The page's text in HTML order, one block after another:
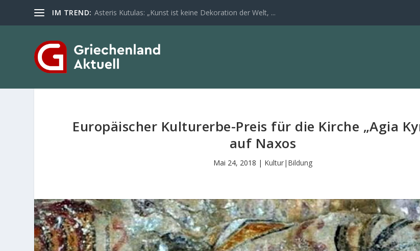
IM TREND: Asteris Kutulas: „Kunst ist keine Dekoration der Welt, ...
Europäischer Kulturerbe-Preis für die Kirche „Agia
auf Naxos
Mai 24, 2018 | Kultur|Bildung